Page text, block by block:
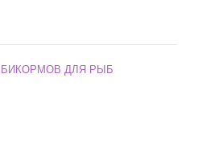
ДЛЯ РЫБ